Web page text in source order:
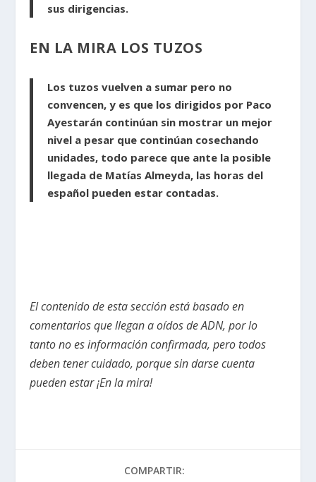
sus dirigencias.
EN LA MIRA LOS TUZOS
Los tuzos vuelven a sumar pero no
convencen, y es que los dirigidos por Paco
Ayestarán continúan sin mostrar un mejor
nivel a pesar que continúan cosechando
unidades, todo parece que ante la posible
llegada de Matías Almeyda, las horas del
español pueden estar contadas.
El contenido de esta sección está basado en
comentarios que llegan a oídos de ADN, por lo
tanto no es información confirmada, pero todos
deben tener cuidado, porque sin darse cuenta
pueden estar ¡En la mira!
COMPARTIR: